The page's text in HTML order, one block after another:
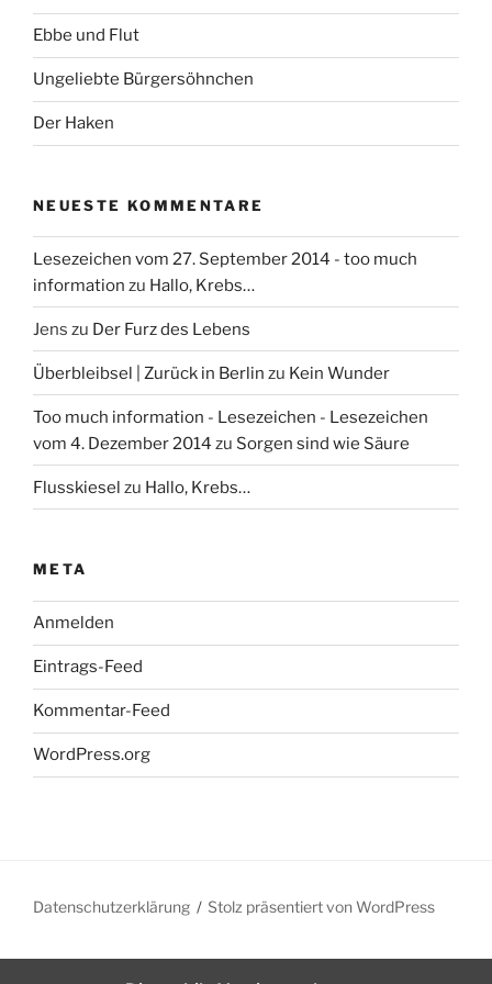
h
:
Ebbe und Flut
Ungeliebte Bürgersöhnchen
Der Haken
NEUESTE KOMMENTARE
Lesezeichen vom 27. September 2014 - too much
information zu Hallo, Krebs…
Jens zu Der Furz des Lebens
Überbleibsel | Zurück in Berlin zu Kein Wunder
Too much information - Lesezeichen - Lesezeichen
vom 4. Dezember 2014 zu Sorgen sind wie Säure
Flusskiesel zu Hallo, Krebs…
META
Anmelden
Eintrags-Feed
Kommentar-Feed
WordPress.org
Datenschutzerklärung Stolz präsentiert von WordPress